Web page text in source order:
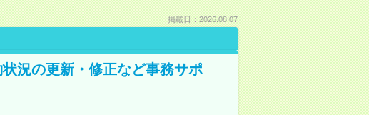
掲載日：2026.08.07
況の更新・修正など事務サポ